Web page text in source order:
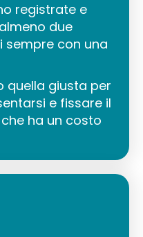
registrate e
due
sempre con una
quella giusta per
e fissare il
ha un costo